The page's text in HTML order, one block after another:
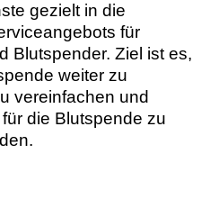
gezielt in die
für
Blutspender. Ziel ist es,
weiter zu
vereinfachen und
die Blutspende zu